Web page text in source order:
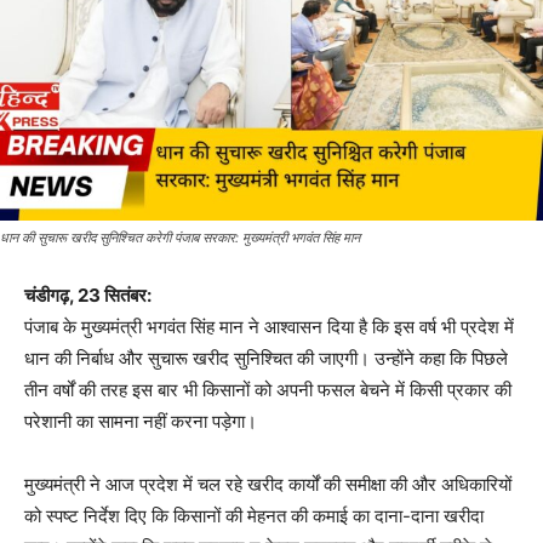
धान की सुचारू खरीद सुनिश्चित करेगी पंजाब सरकार: मुख्यमंत्री भगवंत सिंह मान
चंडीगढ़, 23 सितंबर:
पंजाब के मुख्यमंत्री भगवंत सिंह मान ने आश्वासन दिया है कि इस वर्ष भी प्रदेश में
धान की निर्बाध और सुचारू खरीद सुनिश्चित की जाएगी। उन्होंने कहा कि पिछले
तीन वर्षों की तरह इस बार भी किसानों को अपनी फसल बेचने में किसी प्रकार की
परेशानी का सामना नहीं करना पड़ेगा।
मुख्यमंत्री ने आज प्रदेश में चल रहे खरीद कार्यों की समीक्षा की और अधिकारियों
को स्पष्ट निर्देश दिए कि किसानों की मेहनत की कमाई का दाना-दाना खरीदा